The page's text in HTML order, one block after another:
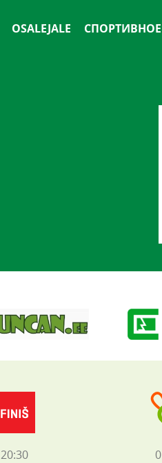
OSALEJALE
20:30